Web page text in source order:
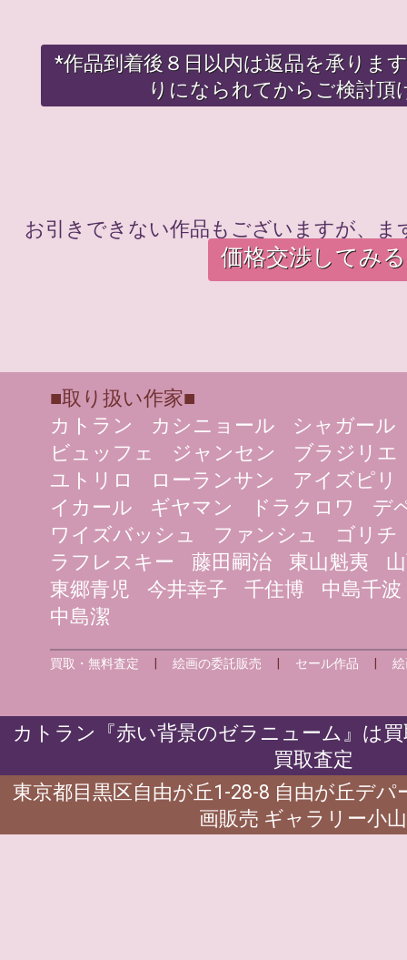
*作品到着後８日以内は返品を承りま
りになられてからご検討頂
お引きできない作品もございますが、
価格交渉してみる
■取り扱い作家■
カトラン
カシニョール
シャガール
ビュッフェ
ジャンセン
ブラジリエ
ユトリロ
ローランサン
アイズピリ
イカール
ギヤマン ドラクロワ
デ
ワイズバッシュ
ファンシュ
ゴリチ
ラフレスキー
藤田嗣治 東山魁夷
東郷青児
今井幸子 千住博
中島千波
中島潔
買取・無料査定 |絵画の委託販売 セール作品 |
カトラン『赤い背景のゼラニューム』は
買取査定
東京都目黒区自由が丘1-28-8 自由が丘デ
画販売 ギャラリー小